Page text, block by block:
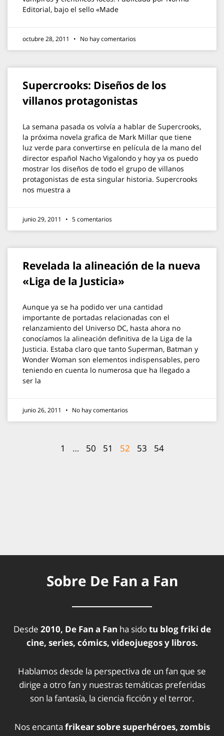
Editorial, bajo el sello «Made
octubre 28, 2011 No hay comentarios
Supercrooks: Diseños de los
villanos protagonistas
La semana pasada os volvía a hablar de Supercrooks,
la próxima novela grafica de Mark Millar que tiene
luz verde para convertirse en película de la mano del
director español Nacho Vigalondo y hoy ya os puedo
mostrar los diseños de todo el grupo de villanos
protagonistas de esta singular historia. Supercrooks
nos muestra a
junio 29, 2011 5 comentarios
Revelada la alineación de la nueva
«Liga de la Justicia»
Aunque ya se ha podido ver una cantidad
importante de portadas relacionadas con el
relanzamiento del Universo DC, hasta ahora no
conocíamos la alineación definitiva de la Liga de la
Justicia. Estaba claro que tanto Superman, Batman y
Wonder Woman son elementos indispensables, pero
teniendo en cuenta lo numerosa que ha llegado a
ser la
junio 26, 2011 No hay comentarios
1 … 50 51 52 53 54
Sobre De Fan a Fan
Desde 2010, De Fan a Fan ha sidotu blog friki de
cine, series, cómics, videojuegos y libros.
Hablamos desde la perspectiva de un fan que se
dirige a otro fan y nuestras temáticas preferidas
son la fantasía, la ciencia ficción y el terror.
Nos encanta frikear sobre superhéroes, zombis